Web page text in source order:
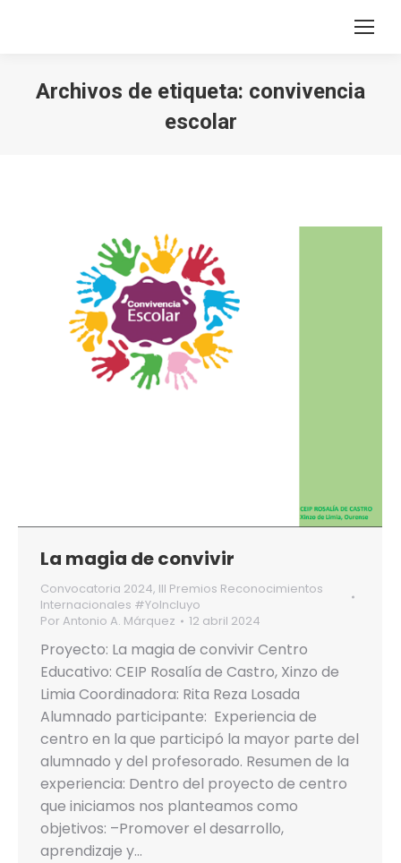
Archivos de etiqueta: convivencia
escolar
La magia de convivir
Convocatoria 2024, III Premios Reconocimientos
Internacionales #YoIncluyo
Por Antonio A. Márquez 12 abril 2024
Proyecto: La magia de convivir Centro
Educativo: CEIP Rosalía de Castro, Xinzo de
Limia Coordinadora: Rita Reza Losada
Alumnado participante: Experiencia de
centro en la que participó la mayor parte del
alumnado y del profesorado. Resumen de la
experiencia: Dentro del proyecto de centro
que iniciamos nos planteamos como
objetivos: –Promover el desarrollo,
aprendizaje y…